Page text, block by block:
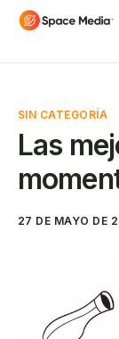
SIN CATEGORÍA
Las
27 DE MAYO DE